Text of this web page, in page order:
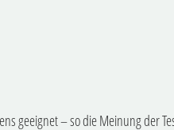
geeignet – so die Meinung der